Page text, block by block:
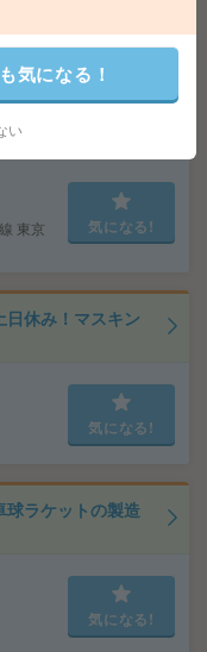
援に関する事務
東京
気になる!
休み！マスキン
気になる!
球ラケットの製造
気になる!
気になる！
い